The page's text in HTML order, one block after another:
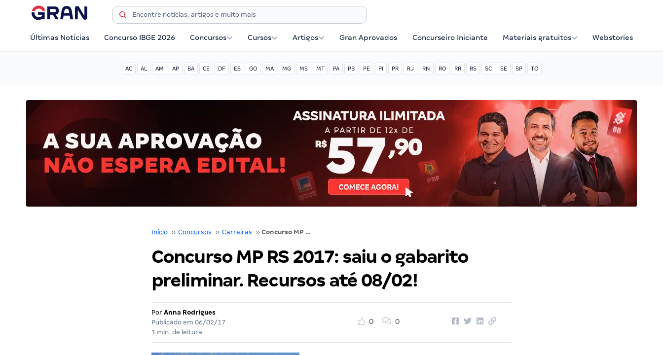
Últimas Notícias Concurso IBGE 2026 Concursos Cursos Artigos Gran Aprovados Concurseiro Iniciante Materiais gratuitos Webstories
AC AL AM AP BA CE DF ES GO MA MG MS MT PA PB PE PI PR RJ RN RO RR RS SC SE SP TO
Início ›› Concursos ›› Carreiras ›› Concurso MP RS 2017: saiu o gabarito preliminar. Recursos até 08/02!
Concurso MP RS 2017: saiu o gabarito
preliminar. Recursos até 08/02!
Por Anna Rodrigues
Publicado em 06/02/17
1 min. de leitura
0 0